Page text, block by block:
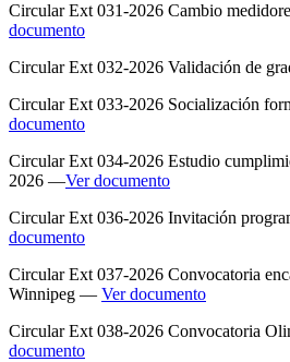
Circular Ext 031-2026 Cambio
documento
Circular Ext 032-2026 Validación de
Circular Ext 033-2026 Socialización
documento
Circular Ext 034-2026 Estudio
2026 —Ver documento
Circular Ext 036-2026 Invitación
documento
Circular Ext 037-2026 Convocatoria
Winnipeg — Ver documento
Circular Ext 038-2026 Convocatoria
documento